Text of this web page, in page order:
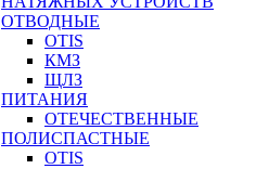
ОТВОДНЫЕ
OTIS
КМЗ
ЩЛЗ
ПИТАНИЯ
ОТЕЧЕСТВЕННЫЕ
ПОЛИСПАСТНЫЕ
OTIS